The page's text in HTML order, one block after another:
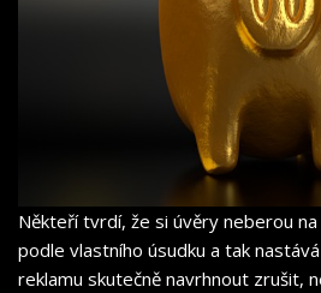
Někteří tvrdí, že si úvěry neberou
podle vlastního úsudku a tak
reklamu skutečně navrhnout zrušit,